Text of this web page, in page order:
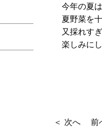
今年の夏
夏野菜を
又採れす
楽しみに
＜ 次へ 前